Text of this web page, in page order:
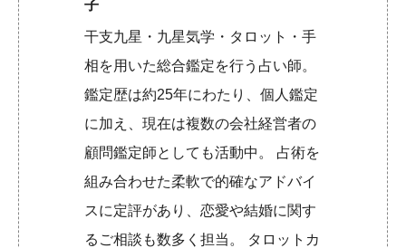
子
干支九星・九星気学・タロット・手
相を用いた総合鑑定を行う占い師。
鑑定歴は約25年にわたり、個人鑑定
に加え、現在は複数の会社経営者の
顧問鑑定師としても活動中。 占術を
組み合わせた柔軟で的確なアドバイ
スに定評があり、恋愛や結婚に関す
るご相談も数多く担当。 タロットカ